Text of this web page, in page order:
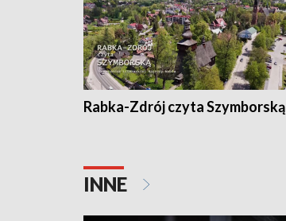
Rabka-Zdrój czyta Szymborską
INNE